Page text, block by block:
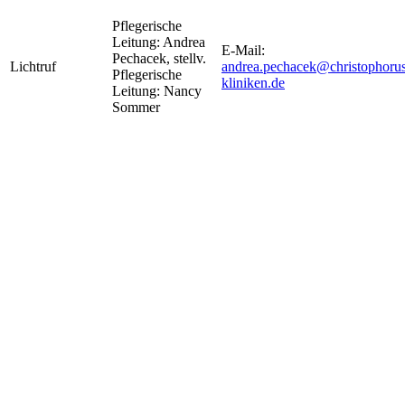
Lichtruf
Pflegerische
Leitung: Andrea
Pechacek, stellv.
Pflegerische
Leitung: Nancy
Sommer
E-Mail:
kliniken.de